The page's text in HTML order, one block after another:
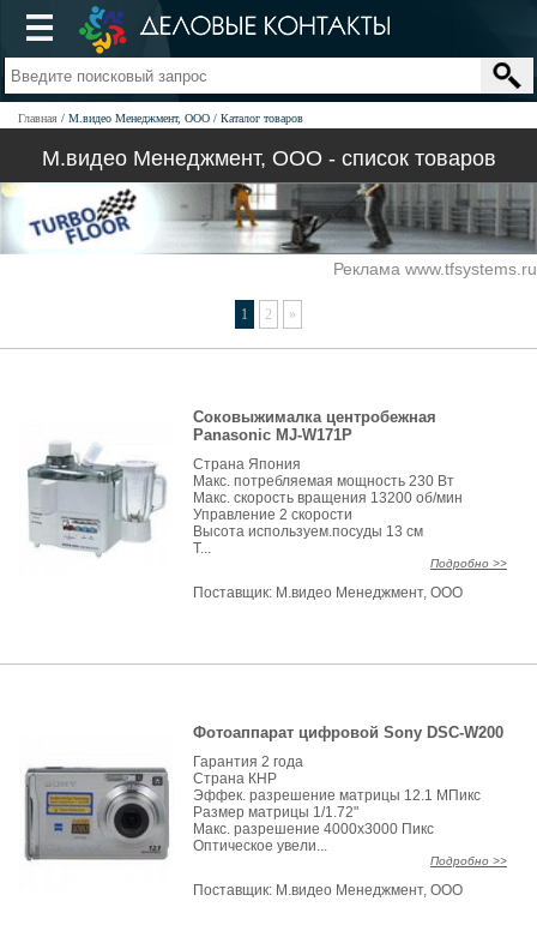
Главная М.видео Менеджмент, ООО Каталог товаров
М.видео Менеджмент, ООО - список товаров
Реклама www.tfsystems.ru
1 2 »
Соковыжималка центробежная
Panasonic MJ-W171P
Страна Япония
Макс. потребляемая мощность 230 Вт
Макс. скорость вращения 13200 об/мин
Управление 2 cкорости
Высота используем.посуды 13 см
Т...
Подробно >>
Поставщик: М.видео Менеджмент, ООО
Фотоаппарат цифровой Sony DSC-W200
Гарантия 2 года
Страна КНР
Эффек. разрешение матрицы 12.1 МПикс
Размер матрицы 1/1.72"
Макс. разрешение 4000x3000 Пикс
Оптическое увели...
Подробно >>
Поставщик: М.видео Менеджмент, ООО